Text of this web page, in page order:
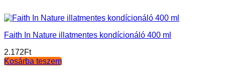
Faith In Nature illatmentes kondícionáló 400 ml
2.172Ft
Kosárba teszem